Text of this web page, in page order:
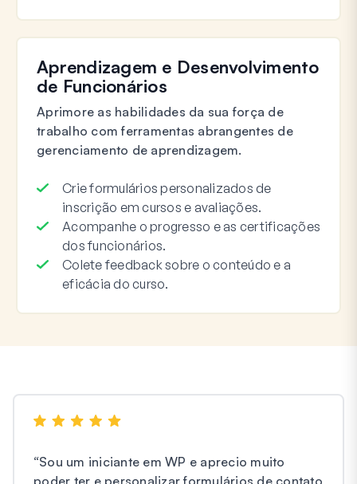
Aprendizagem e Desenvolvimento
de Funcionários
Aprimore as habilidades da sua força de
trabalho com ferramentas abrangentes de
gerenciamento de aprendizagem.
Crie formulários personalizados de
inscrição em cursos e avaliações.
Acompanhe o progresso e as certificações
dos funcionários.
Colete feedback sobre o conteúdo e a
eficácia do curso.
“Sou um iniciante em WP e aprecio muito